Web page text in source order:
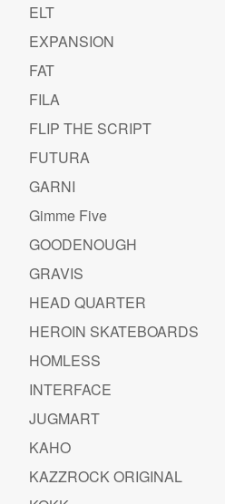
ELT
EXPANSION
FAT
FILA
FLIP THE SCRIPT
FUTURA
GARNI
Gimme Five
GOODENOUGH
GRAVIS
HEAD QUARTER
HEROIN SKATEBOARDS
HOMLESS
INTERFACE
JUGMART
KAHO
KAZZROCK ORIGINAL